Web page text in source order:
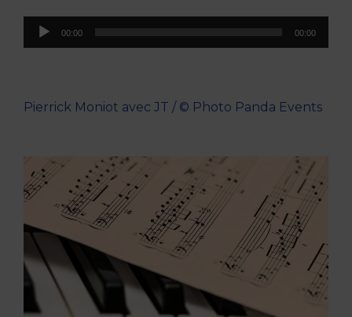
Lecteur
00:00 00:00
Pierrick Moniot avec JT / © Photo Panda Events